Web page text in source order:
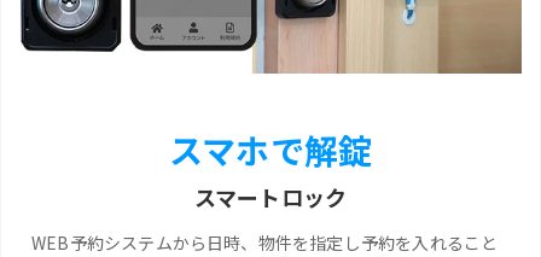
スマホで解錠
スマートロック
WEB予約システムから日時、物件を指定し予約を入れること